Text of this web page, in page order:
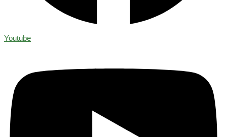
Youtube